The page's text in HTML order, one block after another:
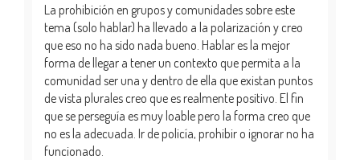
La prohibición en grupos y comunidades sobre este
tema (solo hablar) ha llevado a la polarización y creo
que eso no ha sido nada bueno. Hablar es la mejor
forma de llegar a tener un contexto que permita a la
comunidad ser una y dentro de ella que existan puntos
de vista plurales creo que es realmente positivo. El fin
que se perseguía es muy loable pero la forma creo que
no es la adecuada. Ir de policía, prohibir o ignorar no ha
funcionado.